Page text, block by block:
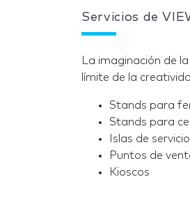
Servicios de
La imaginación de
límite de la
Stands para
Stands para
Islas de
Puntos de
Kioscos